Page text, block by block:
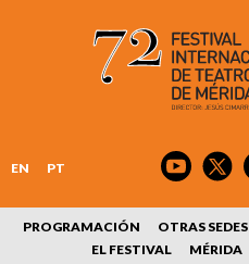
EN PT
PROGRAMACIÓN OTRAS SEDES
EL FESTIVAL
MÉRIDA